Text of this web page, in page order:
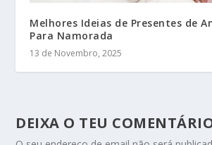
Melhores Ideias de Presentes de
Para Namorada
13 de Novembro, 2025
DEIXA O TEU